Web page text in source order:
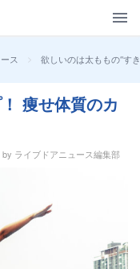
ス > 欲しいのは太ももの“す
痩せ体質のカ
by ライブドアニュース編集部